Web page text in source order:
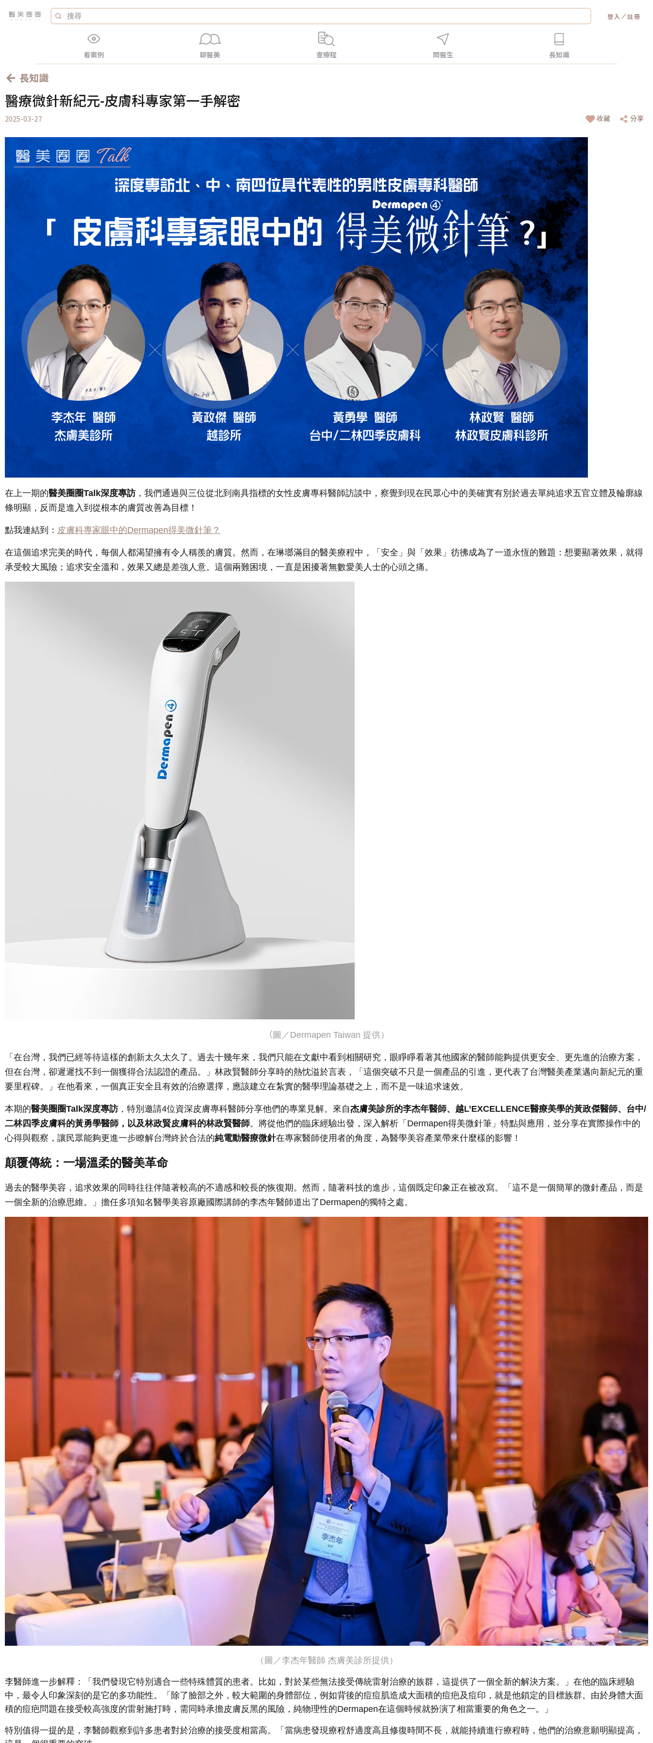
登入 ／註冊
看案例 聊醫美 查療程 問醫生 長知識
長知識
醫療微針新紀元-皮膚科專家第一手解密
2025-03-27 收藏 分享
在上一期的醫美圈圈Talk深度專訪，我們通過與三位從北到南具指標的女性皮膚專科醫師訪談中，察覺到現在民眾心中的美確實有別於過去單純追求五官立體及輪廓線
條明顯，反而是進入到從根本的膚質改善為目標！
點我連結到： 皮膚科專家眼中的Dermapen得美微針筆？
在這個追求完美的時代，每個人都渴望擁有令人稱羨的膚質。然而，在琳瑯滿目的醫美療程中，「安全」與「效果」彷彿成為了一道永恆的難題：想要顯著效果，就得
承受較大風險；追求安全溫和，效果又總是差強人意。這個兩難困境，一直是困擾著無數愛美人士的心頭之痛。
（ 圖／Dermapen Taiwan 提供）
「在台灣，我們已經等待這樣的創新太久太久了。過去十幾年來，我們只能在文獻中看到相關研究，眼睜睜看著其他國家的醫師能夠提供更安全、更先進的治療方案，
但在台灣，卻遲遲找不到一個獲得合法認證的產品。」林政賢醫師分享時的熱忱溢於言表，「這個突破不只是一個產品的引進，更代表了台灣醫美產業邁向新紀元的重
要里程碑。」在他看來，一個真正安全且有效的治療選擇，應該建立在紮實的醫學理論基礎之上，而不是一味追求速效。
本期的醫美圈圈Talk深度專訪，特別邀請4位資深皮膚專科醫師分享他們的專業見解。來自杰膚美診所的李杰年醫師、越L’EXCELLENCE醫療美學的黃政傑醫師、台中/
二林四季皮膚科的黃勇學醫師，以及林政賢皮膚科的林政賢醫師。將從他們的臨床經驗出發，深入解析「Dermapen得美微針筆」特點與應用，並分享在實際操作中的
心得與觀察，讓民眾能夠更進一步瞭解台灣終於合法的純電動醫療微針在專家醫師使用者的角度，為醫學美容產業帶來什麼樣的影響！
顛覆傳統：一場溫柔的醫美革命
過去的醫學美容，追求效果的同時往往伴隨著較高的不適感和較長的恢復期。然而，隨著科技的進步，這個既定印象正在被改寫。「這不是一個簡單的微針產品，而是
一個全新的治療思維。」擔任多項知名醫學美容原廠國際講師的李杰年醫師道出了Dermapen的獨特之處。
（圖／李杰年醫師 杰膚美診所提供）
李醫師進一步解釋：「我們發現它特別適合一些特殊體質的患者。比如，對於某些無法接受傳統雷射治療的族群，這提供了一個全新的解決方案。」在他的臨床經驗
中，最令人印象深刻的是它的多功能性。「除了臉部之外，較大範圍的身體部位，例如背後的痘痘肌造成大面積的痘疤及痘印，就是他鎖定的目標族群。由於身體大面
積的痘疤問題在接受較高強度的雷射施打時，需同時承擔皮膚反黑的風險，純物理性的Dermapen在這個時候就扮演了相當重要的角色之一。」
特別值得一提的是，李醫師觀察到許多患者對於治療的接受度相當高。「當病患發現療程舒適度高且修復時間不長，就能持續進行療程時，他們的治療意願明顯提高，